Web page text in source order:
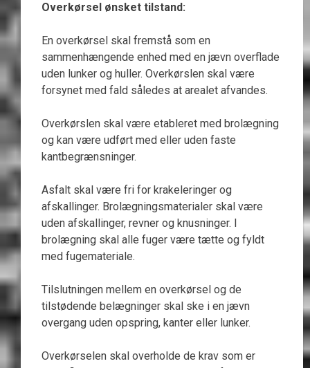
Overkørsel ønsket tilstand:
En overkørsel skal fremstå som en
sammenhængende enhed med en jævn overflade
uden lunker og huller. Overkørslen skal være
forsynet med fald således at arealet afvandes.
Overkørslen skal være etableret med brolægning
og kan være udført med eller uden faste
kantbegrænsninger.
Asfalt skal være fri for krakeleringer og
afskallinger. Brolægningsmaterialer skal være
uden afskallinger, revner og knusninger. I
brolægning skal alle fuger være tætte og fyldt
med fugemateriale.
Tilslutningen mellem en overkørsel og de
tilstødende belægninger skal ske i en jævn
overgang uden opspring, kanter eller lunker.
Overkørselen skal overholde de krav som er